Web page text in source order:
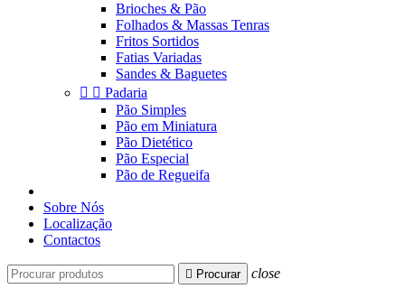
Brioches & Pão
Folhados & Massas Tenras
Fritos Sortidos
Fatias Variadas
Sandes & Baguetes
  Padaria
Pão Simples
Pão em Miniatura
Pão Dietético
Pão Especial
Pão de Regueifa
Sobre Nós
Localização
Contactos
 Procurar close